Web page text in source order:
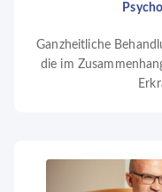
Ganzheitliche
die im